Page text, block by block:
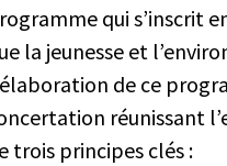
qui s’inscrit
la jeunesse et
de ce
réunissant
trois principes clés :